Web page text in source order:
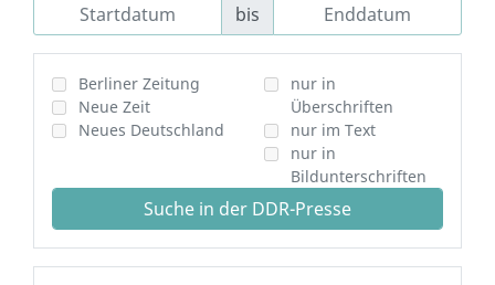
bis
Berliner Zeitung
Neue Zeit
Neues Deutschland
nur in
Überschriften
nur im Text
nur in
Bildunterschriften
Suche in der DDR-Presse